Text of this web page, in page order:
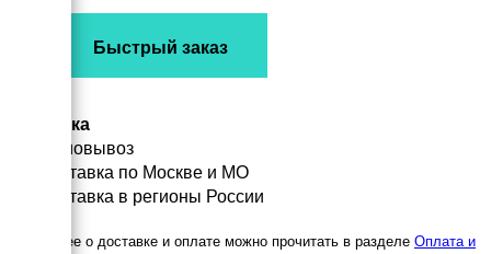
Быстрый заказ
Доставка
Самовывоз
Доставка по Москве и МО
Доставка в регионы России
Подробнее о доставке и оплате можно прочитать в разделе Оплата и